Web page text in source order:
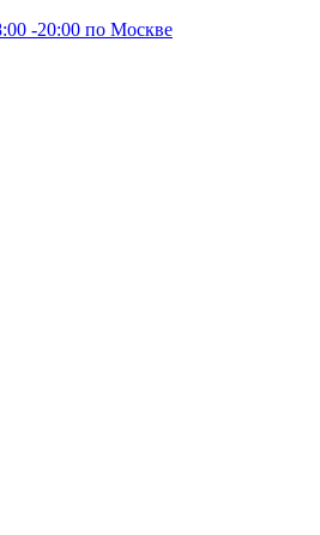
-20:00 по Москве